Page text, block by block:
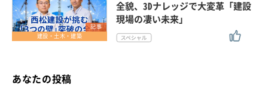
記事
建設・土木・建築
全貌、3Dナレッジで大変革「建設
現場の凄い未来」
あなたの投稿